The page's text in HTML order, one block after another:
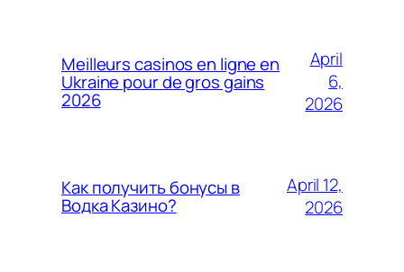
Meilleurs casinos en ligne en
Ukraine pour de gros gains
2026
April
6,
2026
Как получить бонусы в
Водка Казино?
April 12,
2026